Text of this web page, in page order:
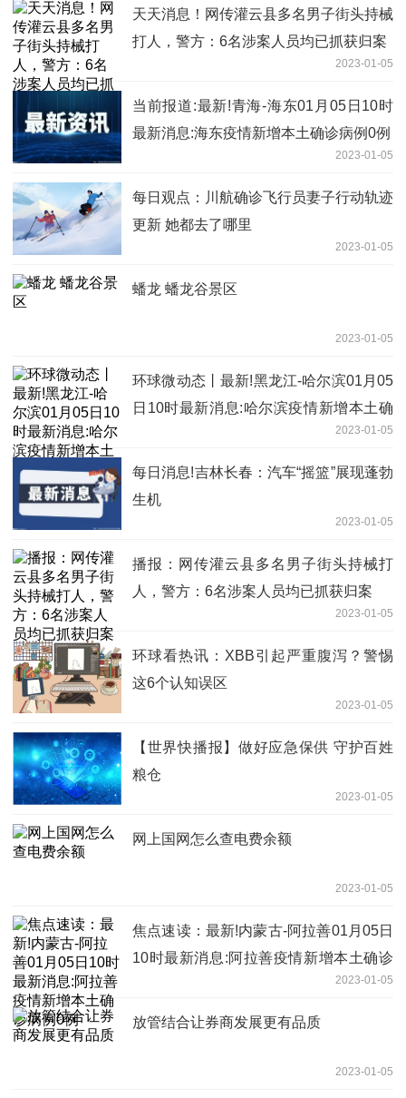
天天消息！网传灌云县多名男子街头持械
打人，警方：6名涉案人员均已抓获归案
2023-01-05
当前报道:最新!青海-海东01月05日10时
最新消息:海东疫情新增本土确诊病例0例
2023-01-05
每日观点：川航确诊飞行员妻子行动轨迹
更新 她都去了哪里
2023-01-05
蟠龙 蟠龙谷景区
2023-01-05
环球微动态丨最新!黑龙江-哈尔滨01月05
日10时最新消息:哈尔滨疫情新增本土确
2023-01-05
每日消息!吉林长春：汽车“摇篮”展现蓬勃
生机
2023-01-05
播报：网传灌云县多名男子街头持械打
人，警方：6名涉案人员均已抓获归案
2023-01-05
环球看热讯：XBB引起严重腹泻？警惕
这6个认知误区
2023-01-05
【世界快播报】做好应急保供 守护百姓
粮仓
2023-01-05
网上国网怎么查电费余额
2023-01-05
焦点速读：最新!内蒙古-阿拉善01月05日
10时最新消息:阿拉善疫情新增本土确诊
2023-01-05
放管结合让券商发展更有品质
2023-01-05